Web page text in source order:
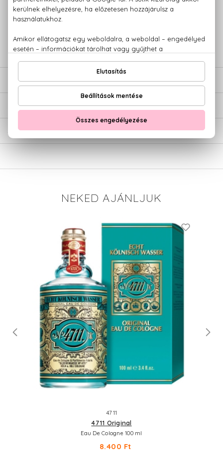
100% eredeti termékek, 14 napos visszaküldési garanciával
779 1926
LEÍRÁS
ÉRTÉKELÉSEK (0)
SZÁLLÍTÁS
NEKED AJÁNLJUK
4711
4711 Original
Eau De Cologne 100 ml
8.400 Ft